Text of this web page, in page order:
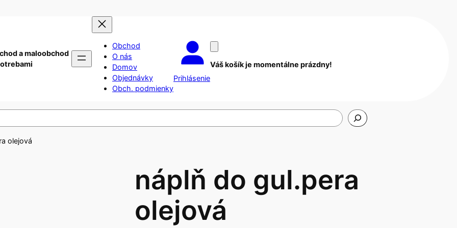
a maloobchod
Obchod
O nás
Domov
Objednávky
Obch. podmienky
Prihlásenie
Váš košík je momentálne prázdny!
olejová
náplň do gul.pera
olejová